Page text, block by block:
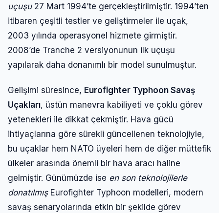
uçuşu27 Mart 1994’te gerçekleştirilmiştir. 1994’ten
itibaren çeşitli testler ve geliştirmeler ile uçak,
2003 yılında operasyonel hizmete girmiştir.
2008’de Tranche 2 versiyonunun ilk uçuşu
yapılarak daha donanımlı bir model sunulmuştur.
Gelişimi süresince, Eurofighter Typhoon Savaş
Uçakları, üstün manevra kabiliyeti ve çoklu görev
yetenekleri ile dikkat çekmiştir. Hava gücü
ihtiyaçlarına göre sürekli güncellenen teknolojiyle,
bu uçaklar hem NATO üyeleri hem de diğer müttefik
ülkeler arasında önemli bir hava aracı haline
gelmiştir. Günümüzde ise en son teknolojilerle
donatılmışEurofighter Typhoon modelleri, modern
savaş senaryolarında etkin bir şekilde görev